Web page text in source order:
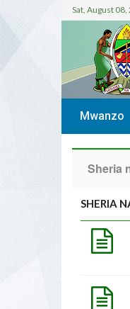
Sat, August 08,
Mwanzo
Sheria
SHERIA